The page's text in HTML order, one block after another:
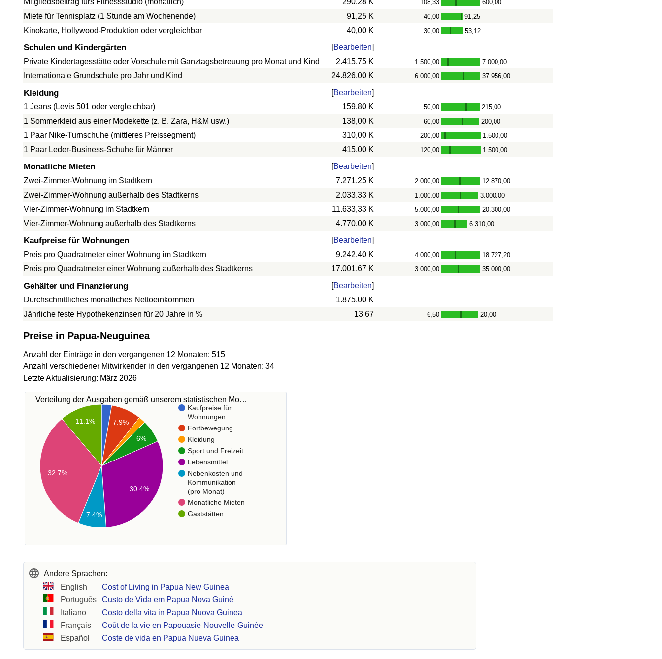
Mitgliedsbeitrag fürs Fitnessstudio (monatlich)
290,28 K 108,33 - 600,00
Miete für Tennisplatz (1 Stunde am Wochenende) 91,25 K 40,00 - 91,25
Kinokarte, Hollywood-Produktion oder vergleichbar 40,00 K 30,00 - 53,12
Schulen und Kindergärten [Bearbeiten]
Private Kindertagesstätte oder Vorschule mit Ganztagsbetreuung pro Monat und Kind
2.415,75 K 1.500,00 - 7.000,00
Internationale Grundschule pro Jahr und Kind 24.826,00 K 6.000,00 - 37.956,00
Kleidung [Bearbeiten]
1 Jeans (Levis 501 oder vergleichbar)
159,80 K 50,00 - 215,00
1 Sommerkleid aus einer Modekette (z. B. Zara, H&M usw.) 138,00 K 60,00 - 200,00
1 Paar Nike-Turnschuhe (mittleres Preissegment) 310,00 K 200,00 - 1.500,00
1 Paar Leder-Business-Schuhe für Männer 415,00 K 120,00 - 1.500,00
Monatliche Mieten [Bearbeiten]
Zwei-Zimmer-Wohnung im Stadtkern
7.271,25 K 2.000,00 - 12.870,00
Zwei-Zimmer-Wohnung außerhalb des Stadtkerns 2.033,33 K 1.000,00 - 3.000,00
Vier-Zimmer-Wohnung im Stadtkern 11.633,33 K 5.000,00 - 20.300,00
Vier-Zimmer-Wohnung außerhalb des Stadtkerns 4.770,00 K 3.000,00 - 6.310,00
Kaufpreise für Wohnungen [Bearbeiten]
Preis pro Quadratmeter einer Wohnung im Stadtkern
9.242,40 K 4.000,00 - 18.727,20
Preis pro Quadratmeter einer Wohnung außerhalb des Stadtkerns 17.001,67 K 3.000,00 - 35.000,00
Gehälter und Finanzierung [Bearbeiten]
Durchschnittliches monatliches Nettoeinkommen
1.875,00 K
Jährliche feste Hypothekenzinsen für 20 Jahre in %
13,67 6,50 - 20,00
Preise in Papua-Neuguinea
Anzahl der Einträge in den vergangenen 12 Monaten: 515
Anzahl verschiedener Mitwirkender in den vergangenen 12 Monaten: 34
Letzte Aktualisierung: März 2026
Verteilung der Ausgaben gemäß unserem statistischen Mo…
Kaufpreise für
Wohnungen
Fortbewegung
Kleidung
Sport und Freizeit
Lebensmittel
Nebenkosten und
Kommunikation
(pro Monat)
Monatliche Mieten
Gaststätten
7.9%
6%
30.4%
11.1%
32.7%
7.4%
Andere Sprachen:
English
Cost of Living in Papua New Guinea
Português
Custo de Vida em Papua Nova Guiné
Italiano
Costo della vita in Papua Nuova Guinea
Français
Coût de la vie en Papouasie-Nouvelle-Guinée
Español
Coste de vida en Papua Nueva Guinea